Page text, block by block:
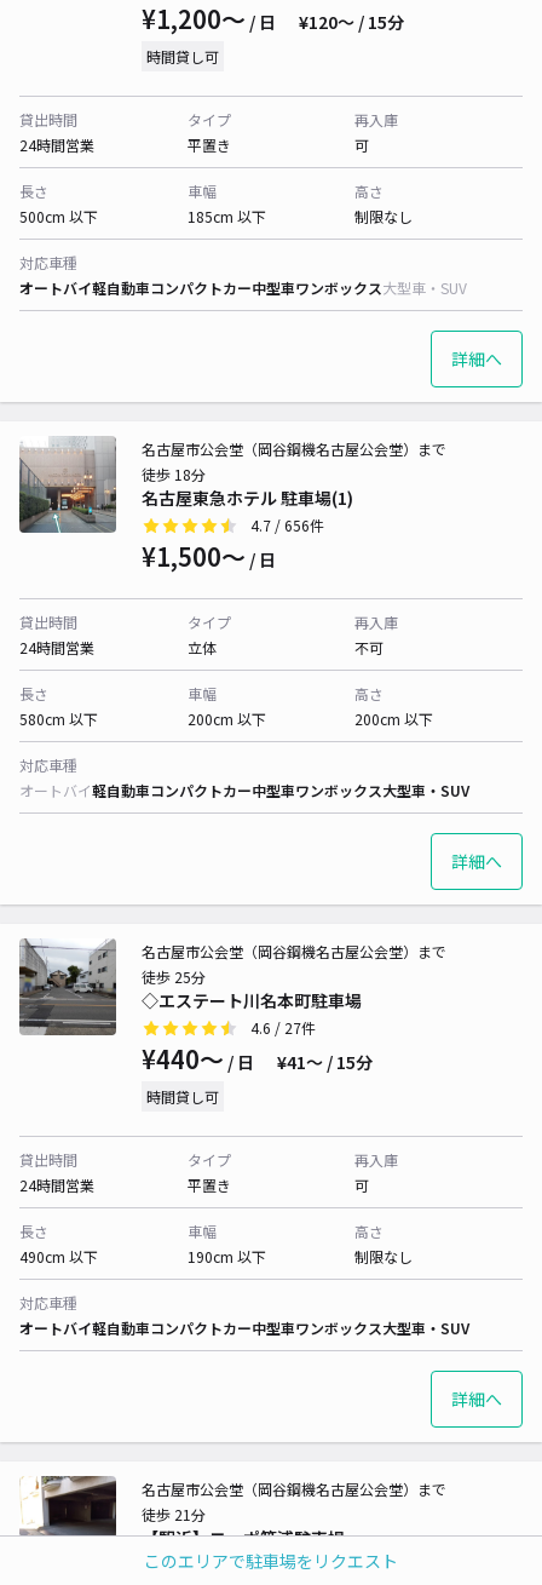
このエリアで駐車場をリクエスト
¥1,200〜 / 日 ¥120〜 / 15分
時間貸し可
貸出時間
24時間営業
タイプ
平置き
再入庫
可
長さ
500cm 以下
車幅
185cm 以下
高さ
制限なし
対応車種
オートバイ軽自動車コンパクトカー中型車ワンボックス大型車・SUV
詳細へ
名古屋東急ホテル 駐車場(1)
名古屋市公会堂（岡谷鋼機名古屋公会堂）まで
徒歩 18分
4.7 / 656件
¥1,500〜 / 日
貸出時間
24時間営業
タイプ
立体
再入庫
不可
長さ
580cm 以下
車幅
200cm 以下
高さ
200cm 以下
対応車種
オートバイ軽自動車コンパクトカー中型車ワンボックス大型車・SUV
詳細へ
◇エステート川名本町駐車場
名古屋市公会堂（岡谷鋼機名古屋公会堂）まで
徒歩 25分
4.6 / 27件
¥440〜 / 日 ¥41〜 / 15分
時間貸し可
貸出時間
24時間営業
タイプ
平置き
再入庫
可
長さ
490cm 以下
車幅
190cm 以下
高さ
制限なし
対応車種
オートバイ軽自動車コンパクトカー中型車ワンボックス大型車・SUV
詳細へ
【駅近】コーポ箕浦駐車場
名古屋市公会堂（岡谷鋼機名古屋公会堂）まで
徒歩 21分
4.6/ 55件